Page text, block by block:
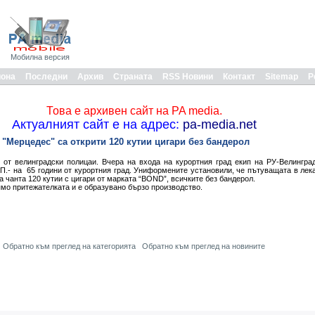
Мобилна версия
Последни Архив Страната RSS Новини Контакт Sitemap
Това е архивен сайт на PA media.
Актуалният сайт е на адрес: pa-media.net
са открити 120 кутии цигари без бандерол
велинградски полицаи. Вчера на входа на курортния град екип на РУ-
на 65 години от курортния град. Униформените установили, че пътуващата в
120 кутии с цигари от марката “BOND”, всичките без бандерол.
притежателката и е образувано бързо производство.
Обратно към преглед на категорията Обратно към преглед на новините